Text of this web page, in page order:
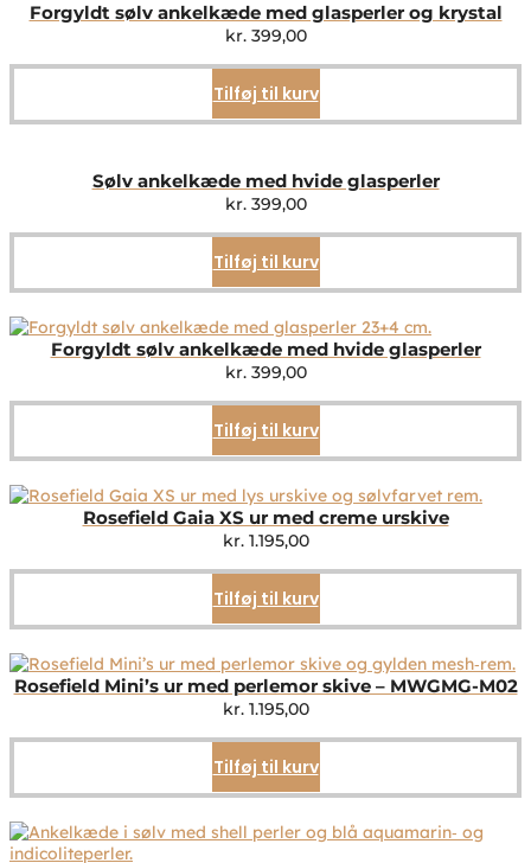
Forgyldt sølv ankelkæde med glasperler og krystal
kr.399,00
Tilføj til kurv
Sølv ankelkæde med hvide glasperler
kr.399,00
Tilføj til kurv
Forgyldt sølv ankelkæde med hvide glasperler
kr.399,00
Tilføj til kurv
Rosefield Gaia XS ur med creme urskive
kr.1.195,00
Tilføj til kurv
Rosefield Mini’s ur med perlemor skive – MWGMG-M02
kr.1.195,00
Tilføj til kurv